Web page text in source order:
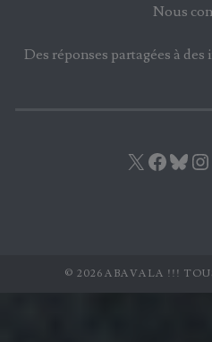
Nous
Des réponses partagées à
X
© 2026 ABAVALA !!!